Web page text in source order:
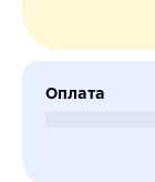
Оплата